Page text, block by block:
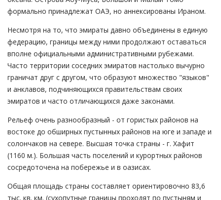
формально принадлежат ОАЭ, но аннексированы Ираном.
Несмотря на то, что эмираты давно объединены в единую
федерацию, границы между ними продолжают оставаться
вполне официальными административными рубежами.
Часто территории соседних эмиратов настолько вычурно
граничат друг с другом, что образуют множество "языков"
и анклавов, подчиняющихся правительствам своих
эмиратов и часто отличающихся даже законами.
Рельеф очень разнообразный - от гористых районов на
востоке до обширных пустынных районов на юге и западе и
солончаков на севере. Высшая точка страны - г. Хафит
(1160 м.). Большая часть поселений и курортных районов
сосредоточена на побережье и в оазисах.
Общая площадь страны составляет ориентировочно 83,6
тыс. кв. км. (сухопутные границы проходят по пустыням и